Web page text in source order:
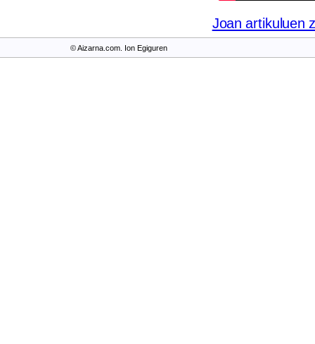
Joan artikuluen
© Aizarna.com. Ion Egiguren